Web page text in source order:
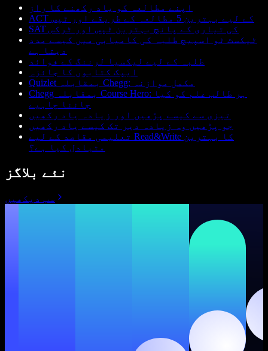
اپنے مطالعہ کو یاد رکھنے کا راز
ACT کے لیے بہترین 5 مطالعہ کے طریقے اور ٹپس
SAT کی تیاری کے پانچ بہترین ٹپس اور ٹرکس
ٹیکسٹ ٹو اسپیچ طلبہ کی کامیابی میں کیسے مدد
دیتا ہے
طلبہ کے لیے لیکسیا لرننگ کے فوائد
ایپک کتابوں کا جائزہ
Quizlet بمقابلہ Chegg: مکمل موازنہ
Chegg بمقابلہ Course Hero: ہر طالب علم کو کیا
جاننا چاہیے
تیزی سے کیسے پڑھیں اور زیادہ یاد رکھیں
جو پڑھیں وہ زیادہ دیر تک کیسے یاد رکھیں
تعلیمی مقاصد کے لیے Read&Write کا بہترین
متبادل کیا ہے؟
نئے بلاگز
سب دیکھیں